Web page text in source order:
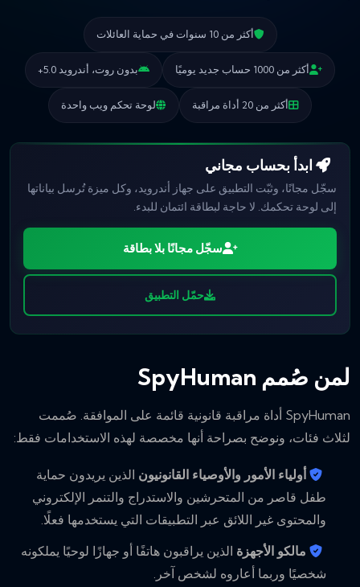
أكثر من 10 سنوات في حماية العائلات
أكثر من 1000 حساب جديد يوميًا بدون روت، أندرويد 5.0+
أكثر من 20 أداة مراقبة لوحة تحكم ويب واحدة
ابدأ بحساب مجاني
سجّل مجانًا، وثبّت التطبيق على جهاز أندرويد، وكل ميزة تُرسل بياناتها
إلى لوحة تحكمك. لا حاجة لبطاقة ائتمان للبدء.
سجّل مجانًا بلا بطاقة
حمّل التطبيق
لمن صُمم SpyHuman
SpyHuman أداة مراقبة قانونية قائمة على الموافقة. صُممت
لثلاث فئات، ونوضح بصراحة أنها مخصصة لهذه الاستخدامات فقط:
أولياء الأمور والأوصياء القانونيون الذين يريدون حماية
طفل قاصر من المتحرشين والاستدراج والتنمر الإلكتروني
والمحتوى غير اللائق عبر التطبيقات التي يستخدمها فعلًا.
مالكو الأجهزة الذين يراقبون هاتفًا أو جهازًا لوحيًا يملكونه
شخصيًا وربما أعاروه لشخص آخر.